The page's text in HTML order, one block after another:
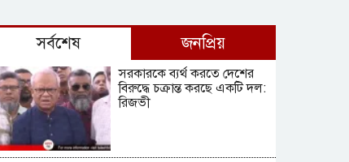
সর্বশেষ জনপ্রিয়
সরকারকে ব্যর্থ করতে দেশের
বিরুদ্ধে চক্রান্ত করছে একটি দল:
রিজভী